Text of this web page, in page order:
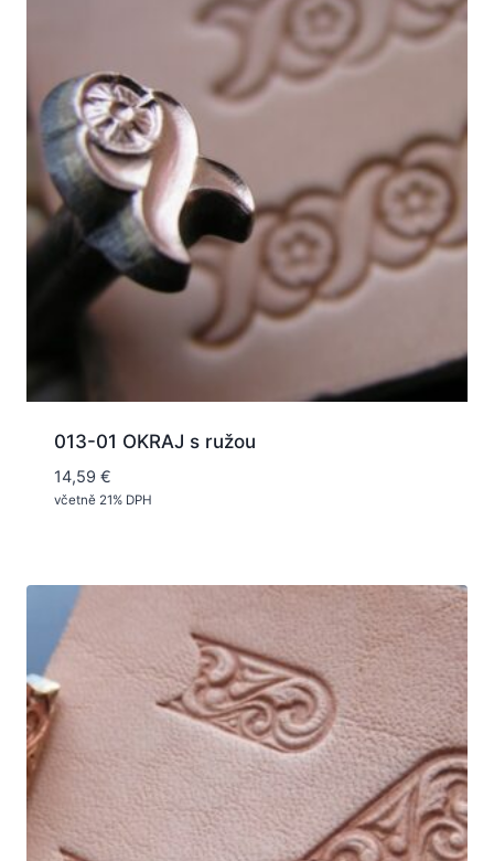
013-01 OKRAJ s ružou
14,59 €
včetně 21% DPH